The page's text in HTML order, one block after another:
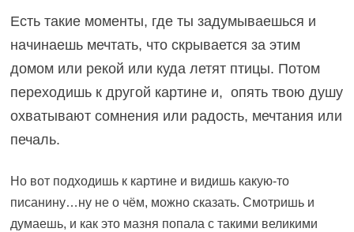
Есть такие моменты, где ты задумываешься и
начинаешь мечтать, что скрывается за этим
домом или рекой или куда летят птицы. Потом
переходишь к другой картине и, опять твою душу
охватывают сомнения или радость, мечтания или
печаль.
Но вот подходишь к картине и видишь какую-то
писанину…ну не о чём, можно сказать. Смотришь и
думаешь, и как это мазня попала с такими великими